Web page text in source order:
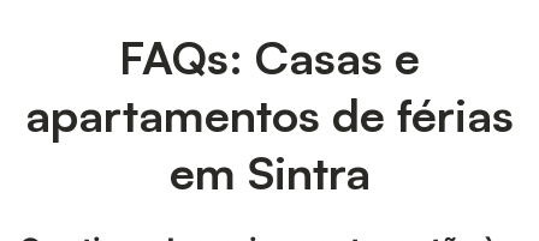
FAQs: Casas e
apartamentos de férias
em Sintra